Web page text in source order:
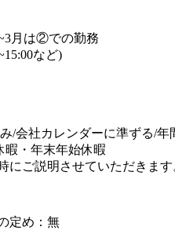
月は②での勤務
など)
/会社カレンダーに準ずる/年
暇・年末年始休暇
ご説明させていただきます
定め：無